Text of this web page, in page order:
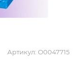
Артикул: О0047715